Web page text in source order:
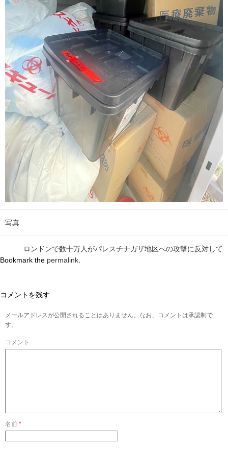
写真
ロンドンで数十万人がパレスチナガザ地区への攻撃に反対して
Bookmark the permalink
コメントを残す
メールアドレスが公開されることはありません。なお、コメントは承認制で
す。
コメント
名前 *